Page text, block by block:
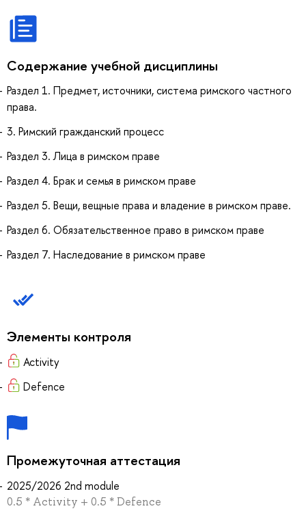
Содержание учебной дисциплины
Раздел 1. Предмет, источники, система римского частного
права.
3. Римский гражданский процесс
Раздел 3. Лица в римском праве
Раздел 4. Брак и семья в римском праве
Раздел 5. Вещи, вещные права и владение в римском праве.
Раздел 6. Обязательственное право в римском праве
Раздел 7. Наследование в римском праве
Элементы контроля
Activity
Defence
Промежуточная аттестация
2025/2026 2nd module
0.5 * Activity + 0.5 * Defence